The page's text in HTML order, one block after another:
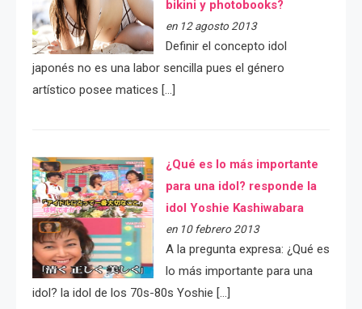
bikini y photobooks?
en 12 agosto 2013
Definir el concepto idol
japonés no es una labor sencilla pues el género
artístico posee matices […]
¿Qué es lo más importante
para una idol? responde la
idol Yoshie Kashiwabara
en 10 febrero 2013
A la pregunta expresa: ¿Qué es
lo más importante para una
idol? la idol de los 70s-80s Yoshie […]